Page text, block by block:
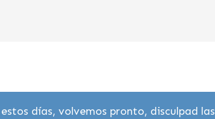
días, volvemos pronto, disculpad las